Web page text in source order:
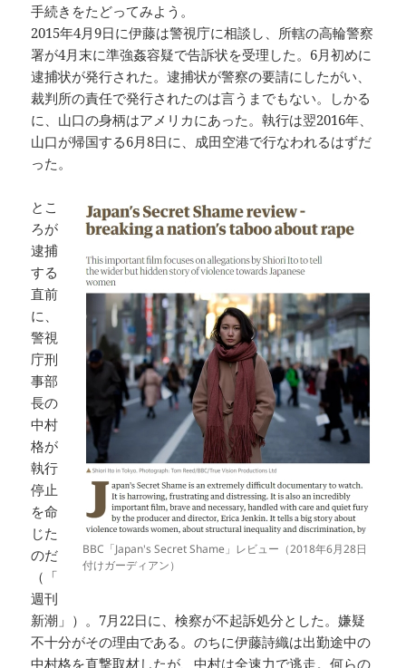
手続きをたどってみよう。
2015年4月9日に伊藤は警視庁に相談し、所轄の高輪警察
署が4月末に準強姦容疑で告訴状を受理した。6月初めに
逮捕状が発行された。逮捕状が警察の要請にしたがい、
裁判所の責任で発行されたのは言うまでもない。しかる
に、山口の身柄はアメリカにあった。執行は翌2016年、
山口が帰国する6月8日に、成田空港で行なわれるはずだ
った。
BBC「Japan's Secret Shame」レビュー（2018年6月28日
付けガーディアン）
とこ
ろが
逮捕
する
直前
に、
警視
庁刑
事部
長の
中村
格が
執行
停止
を命
じた
のだ
（「
週刊
新潮」）。7月22日に、検察が不起訴処分とした。嫌疑
不十分がその理由である。のちに伊藤詩織は出勤途中の
中村格を直撃取材したが、中村は全速力で逃走。何らの